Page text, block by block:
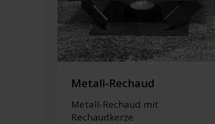
Metall-Rechaud
Metall-Rechaud mit
Rechaudkerze